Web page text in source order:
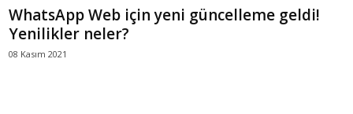
WhatsApp Web için yeni güncelleme geldi!
Yenilikler neler?
08 Kasım 2021